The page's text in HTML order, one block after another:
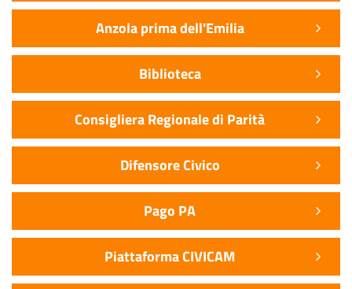
Anzola prima dell'Emilia
Biblioteca
Consigliera Regionale di Parità
Difensore Civico
Pago PA
Piattaforma CIVICAM